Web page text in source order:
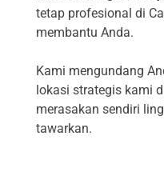
tetap profesional di
membantu Anda.
Kami mengundang
lokasi strategis kami
merasakan sendiri
tawarkan.